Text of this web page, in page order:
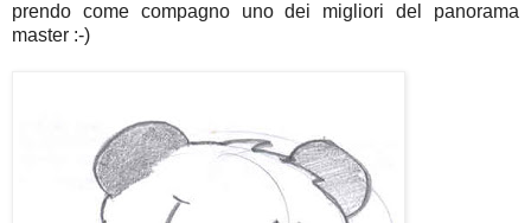
prendo come compagno uno dei migliori del panorama
master :-)